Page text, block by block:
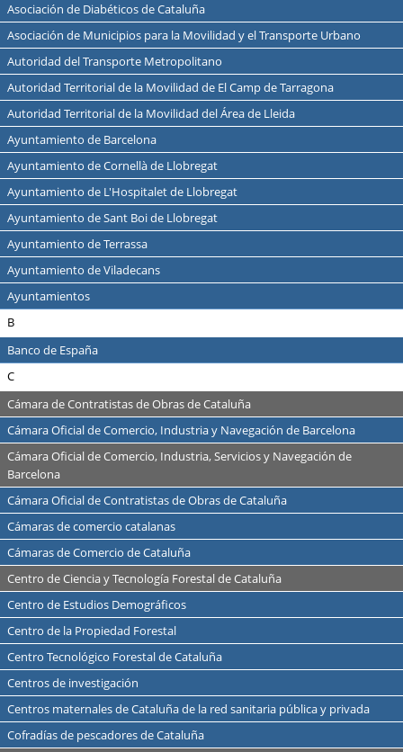
Asociación de Diabéticos de Cataluña
Asociación de Municipios para la Movilidad y el Transporte Urbano
Autoridad del Transporte Metropolitano
Autoridad Territorial de la Movilidad de El Camp de Tarragona
Autoridad Territorial de la Movilidad del Área de Lleida
Ayuntamiento de Barcelona
Ayuntamiento de Cornellà de Llobregat
Ayuntamiento de L'Hospitalet de Llobregat
Ayuntamiento de Sant Boi de Llobregat
Ayuntamiento de Terrassa
Ayuntamiento de Viladecans
Ayuntamientos
B
Banco de España
C
Cámara de Contratistas de Obras de Cataluña
Cámara Oficial de Comercio, Industria y Navegación de Barcelona
Cámara Oficial de Comercio, Industria, Servicios y Navegación de
Barcelona
Cámara Oficial de Contratistas de Obras de Cataluña
Cámaras de comercio catalanas
Cámaras de Comercio de Cataluña
Centro de Ciencia y Tecnología Forestal de Cataluña
Centro de Estudios Demográficos
Centro de la Propiedad Forestal
Centro Tecnológico Forestal de Cataluña
Centros de investigación
Centros maternales de Cataluña de la red sanitaria pública y privada
Cofradías de pescadores de Cataluña